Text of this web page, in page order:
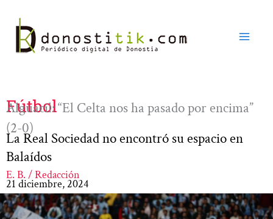
contenido
Fútbol
Alguacil: “El Celta nos ha pasado por encima”
(2-0)
La Real Sociedad no encontró su espacio en
Balaídos
E. B. / Redacción
21 diciembre, 2024